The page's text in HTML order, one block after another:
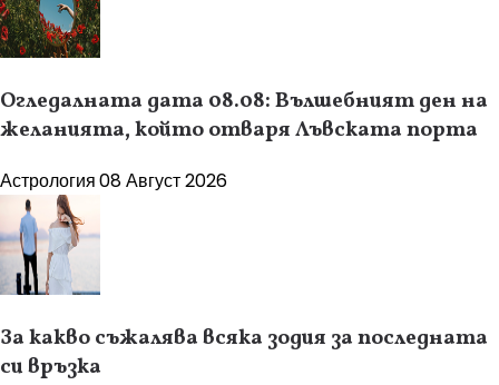
Огледалната дата 08.08: Вълшебният ден на
желанията, който отваря Лъвската порта
Астрология08 Август 2026
За какво съжалява всяка зодия за последната
си връзка